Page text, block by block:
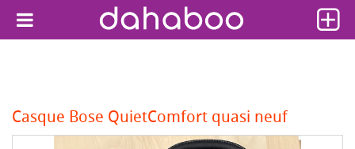
Casque Bose QuietComfort quasi neuf